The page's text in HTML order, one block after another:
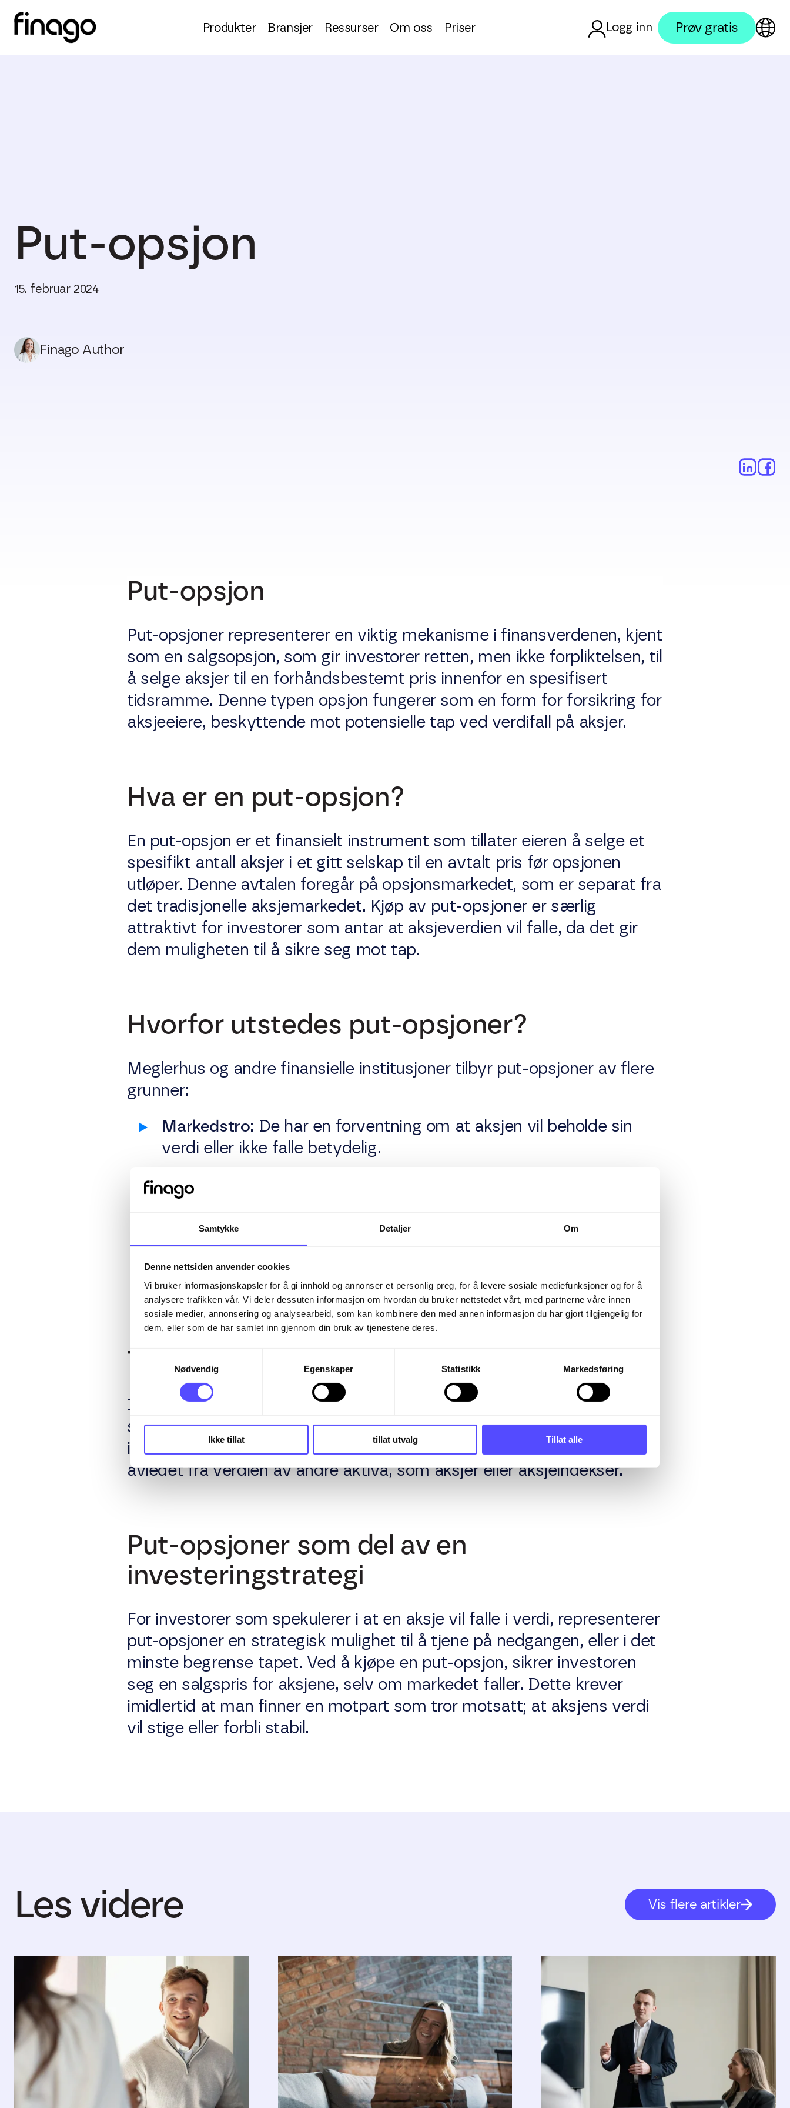
Samtykke Detaljer Om
Denne nettsiden anvender cookies
Vi bruker informasjonskapsler for å gi innhold og annonser et personlig preg, for å levere sosiale mediefunksjoner og for å
analysere trafikken vår. Vi deler dessuten informasjon om hvordan du bruker nettstedet vårt, med partnerne våre innen
sosiale medier, annonsering og analysearbeid, som kan kombinere den med annen informasjon du har gjort tilgjengelig for
dem, eller som de har samlet inn gjennom din bruk av tjenestene deres.
Samtykkevalg
Nødvendig
Egenskaper Statistikk Markedsføring
Ikke tillat tillat utvalg Tillat alle
Produkter Bransjer Ressurser Om oss Priser Logg inn Prøv gratis
Put-opsjon
15. februar 2024
Finago Author
Put-opsjon
Put-opsjoner representerer en viktig mekanisme i finansverdenen, kjent
som en salgsopsjon, som gir investorer retten, men ikke forpliktelsen, til
å selge aksjer til en forhåndsbestemt pris innenfor en spesifisert
tidsramme. Denne typen opsjon fungerer som en form for forsikring for
aksjeeiere, beskyttende mot potensielle tap ved verdifall på aksjer.
Hva er en put-opsjon?
En put-opsjon er et finansielt instrument som tillater eieren å selge et
spesifikt antall aksjer i et gitt selskap til en avtalt pris før opsjonen
utløper. Denne avtalen foregår på opsjonsmarkedet, som er separat fra
det tradisjonelle aksjemarkedet. Kjøp av put-opsjoner er særlig
attraktivt for investorer som antar at aksjeverdien vil falle, da det gir
dem muligheten til å sikre seg mot tap.
Hvorfor utstedes put-opsjoner?
Meglerhus og andre finansielle institusjoner tilbyr put-opsjoner av flere
grunner:
Markedstro: De har en forventning om at aksjen vil beholde sin
verdi eller ikke falle betydelig.
Opsjonspremie
opsjonens utfall.
Potensiell fortjeneste:
beholder utstederen premien som ren fortjeneste.
Typer av opsjoner
I tillegg til salgsopsjoner (put), finnes det også kjøpsopsjoner (call),
som gir retten til å kjøpe aksjer under lignende vilkår. Begge disse
instrumentene er eksempler på derivater, verdipapirer hvis verdi er
avledet fra verdien av andre aktiva, som aksjer eller aksjeindekser.
Put-opsjoner som del av en
investeringstrategi
For investorer som spekulerer i at en aksje vil falle i verdi, representerer
put-opsjoner en strategisk mulighet til å tjene på nedgangen, eller i det
minste begrense tapet. Ved å kjøpe en put-opsjon, sikrer investoren
seg en salgspris for aksjene, selv om markedet faller. Dette krever
imidlertid at man finner en motpart som tror motsatt; at aksjens verdi
vil stige eller forbli stabil.
Les videre Vis flere artikler